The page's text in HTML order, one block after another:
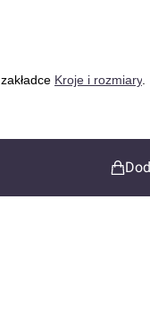
Kroje i rozmiary